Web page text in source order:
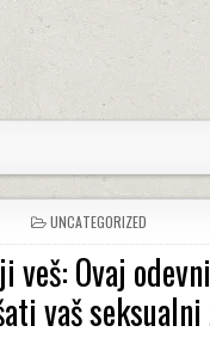
POSTED
IN
UNCATEGORIZED
veš: Ovaj
vaš